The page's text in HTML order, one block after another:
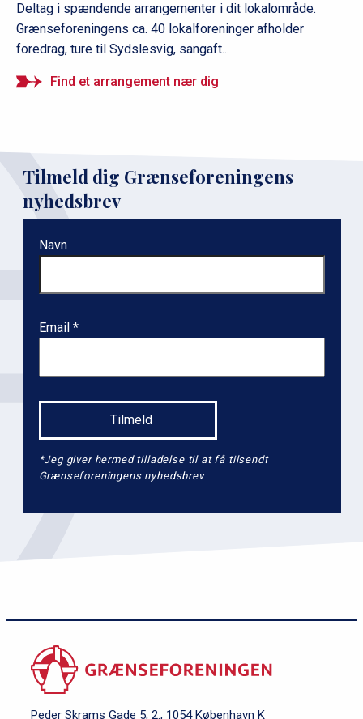
Deltag i spændende arrangementer i dit lokalområde.
Grænseforeningens ca. 40 lokalforeninger afholder
foredrag, ture til Sydslesvig, sangaft...
Find et arrangement nær dig
Tilmeld dig Grænseforeningens
nyhedsbrev
Navn
Email
*Jeg giver hermed tilladelse til at få tilsendt
Grænseforeningens nyhedsbrev
Peder Skrams Gade 5, 2., 1054 København K